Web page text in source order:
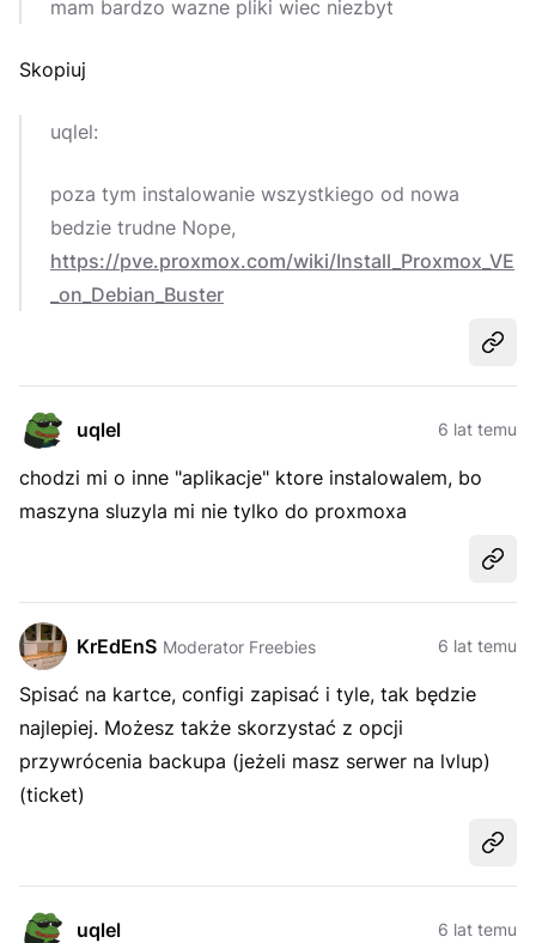
mam bardzo wazne pliki wiec niezbyt
Skopiuj
uqlel:
poza tym instalowanie wszystkiego od nowa
bedzie trudne Nope,
https://pve.proxmox.com/wiki/Install_Proxmox_VE
_on_Debian_Buster
uqlel 6 lat temu
chodzi mi o inne "aplikacje" ktore instalowalem, bo
maszyna sluzyla mi nie tylko do proxmoxa
KrEdEnS Moderator Freebies 6 lat temu
Spisać na kartce, configi zapisać i tyle, tak będzie
najlepiej. Możesz także skorzystać z opcji
przywrócenia backupa (jeżeli masz serwer na lvlup)
(ticket)
uqlel 6 lat temu